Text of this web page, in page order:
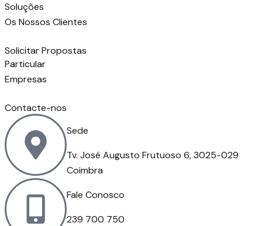
Soluções
Os Nossos Clientes
Solicitar Propostas
Particular
Empresas
Contacte-nos
Sede
Tv. José Augusto Frutuoso 6, 3025-029
Coimbra
Fale Conosco
239 700 750